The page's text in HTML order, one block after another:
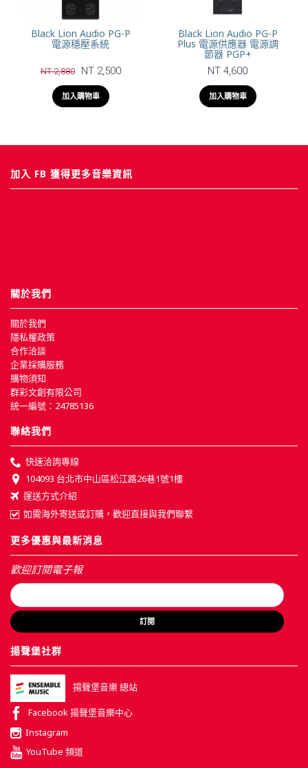
Black Lion Audio PG-P
電源穩壓系統
NT 2,880 NT 2,500
加入購物車
Black Lion Audio PG-P
Plus 電源供應器 電源調
節器 PGP+
NT 4,600
加入購物車
加入 FB 獲得更多音樂資訊
關於我們
關於我們
隱私權政策
合作洽談
企業採購服務
購物須知
群彩文創有限公司
統一編號：24785136
聯絡我們
快速洽詢專線
104093 台北市中山區松江路26巷1號1樓
運送方式介紹
如需海外寄送或訂購，歡迎直接與我們聯繫
更多優惠與最新消息
歡迎訂閱電子報
訂閱
揚聲堡社群
揚聲堡音樂 總站
Facebook 揚聲堡音樂中心
Instagram
YouTube 頻道